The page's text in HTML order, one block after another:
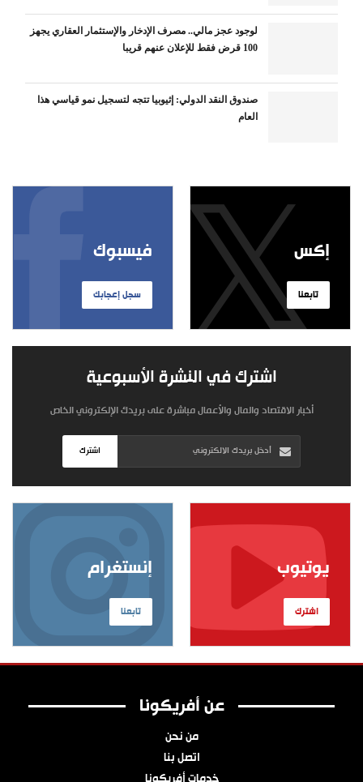
لوجود عجز مالي.. مصرف الإدخار والإستثمار العقاري يجهز
100 قرض فقط للإعلان عنهم قريبا
صندوق النقد الدولي: إثيوبيا تتجه لتسجيل نمو قياسي هذا
العام
فيسبوك
سجل إعجابك
إكس
تابعنا
اشترك في النشرة الأسبوعية
أخبار الاقتصاد والمال والأعمال مباشرة على بريدك الإلكتروني الخاص
اشترك
إنستغرام
تابعنا
يوتيوب
اشترك
عن أفريكونا
من نحن
اتصل بنا